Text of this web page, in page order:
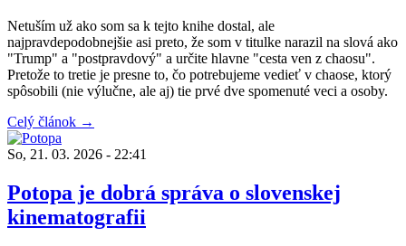
Netuším už ako som sa k tejto knihe dostal, ale
najpravdepodobnejšie asi preto, že som v titulke narazil na slová ako
"Trump" a "postpravdový" a určite hlavne "cesta ven z chaosu".
Pretože to tretie je presne to, čo potrebujeme vedieť v chaose, ktorý
spôsobili (nie výlučne, ale aj) tie prvé dve spomenuté veci a osoby.
Celý článok →
So, 21. 03. 2026 - 22:41
Potopa je dobrá správa o slovenskej
kinematografii